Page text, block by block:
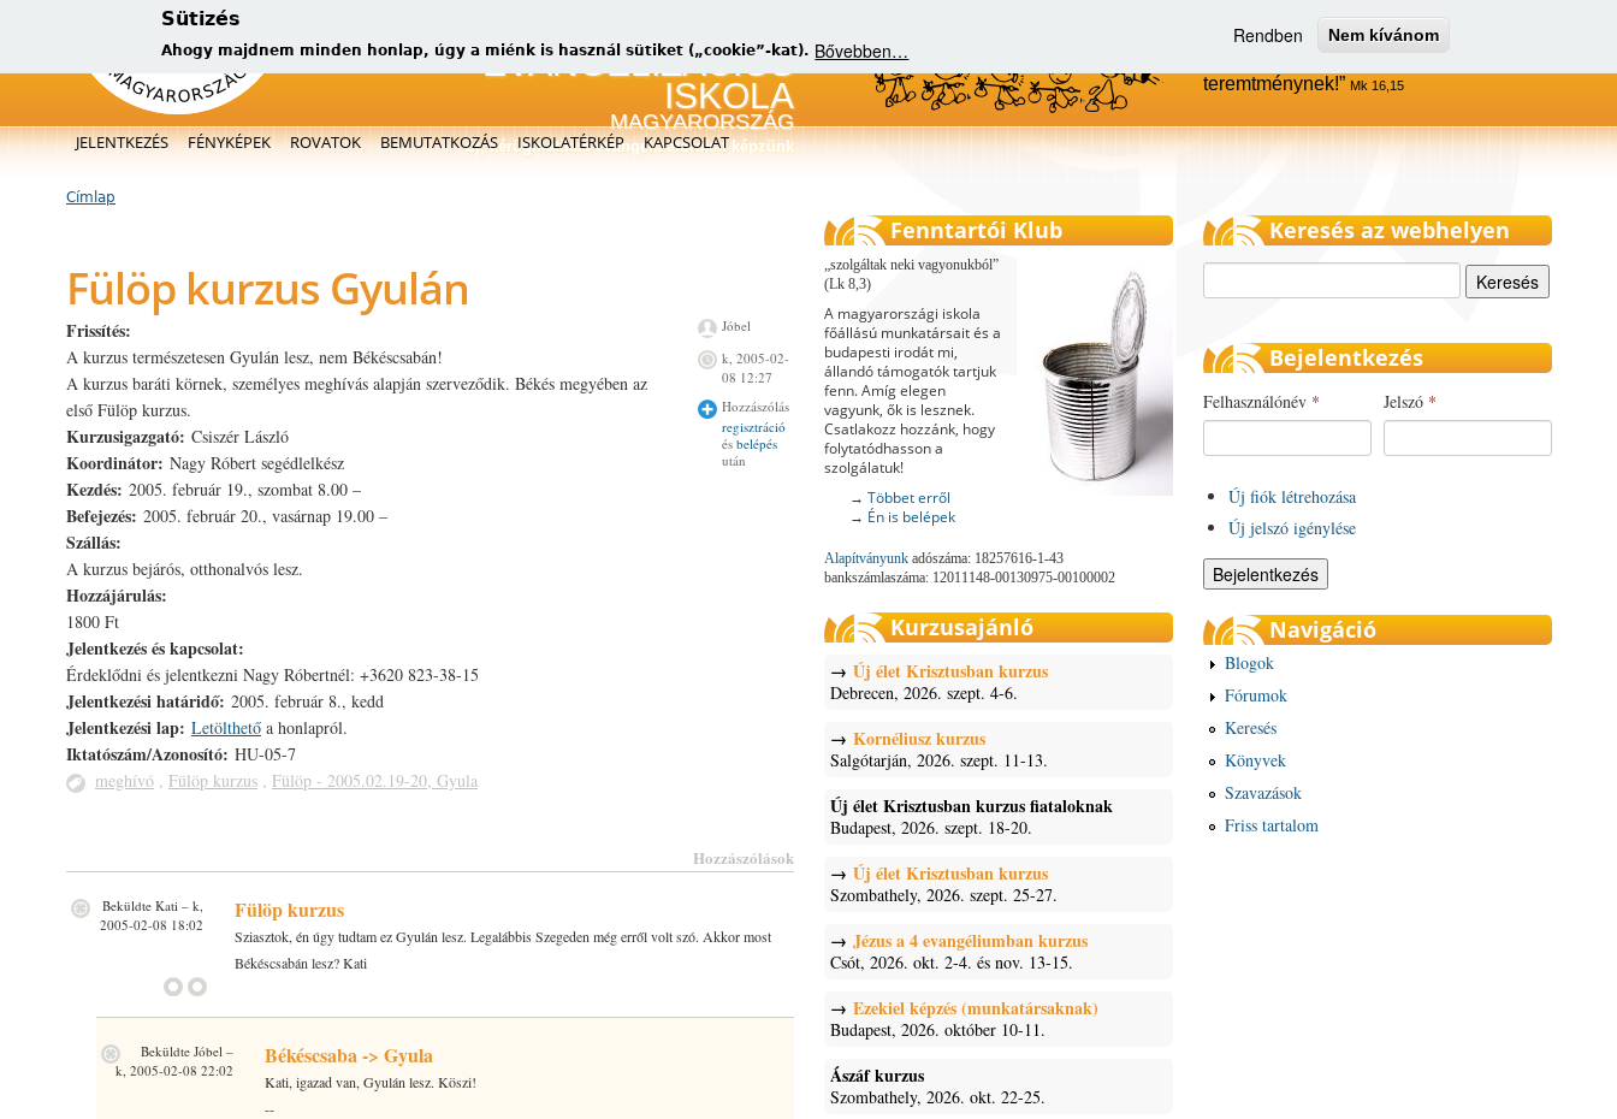
Sütizés
Ahogy majdnem minden honlap, úgy a miénk is használ sütiket („cookie”-kat). Bővebben…
Rendben Nem kívánom
új, kérügmatikus evangelizátorokat képzünk
Menjetek el az egész világra, és
teremtménynek!
Mk 16,15
Főmenü
JELENTKEZÉS FÉNYKÉPEK ROVATOK BEMUTATKOZÁS ISKOLATÉRKÉP KAPCSOLAT
Jelenlegi hely
Címlap
Fülöp kurzus Gyulán
Frissítés:
A kurzus természetesen Gyulán lesz, nem Békéscsabán!
A kurzus baráti körnek, személyes meghívás alapján szerveződik. Békés megyében az
első Fülöp kurzus.
Kurzusigazgató: Csiszér László
Koordinátor: Nagy Róbert segédlelkész
Kezdés: 2005. február 19., szombat 8.00 –
Befejezés: 2005. február 20., vasárnap 19.00 –
Szállás:
A kurzus bejárós, otthonalvós lesz.
Hozzájárulás:
1800 Ft
Jelentkezés és kapcsolat:
Érdeklődni és jelentkezni Nagy Róbertnél: +3620 823-38-15
Jelentkezési határidő: 2005. február 8., kedd
Jelentkezési lap: Letölthető a honlapról.
Iktatószám/Azonosító: HU-05-7
meghívó , Fülöp kurzus , Fülöp - 2005.02.19-20, Gyula
Jóbel
k, 2005-02-
08 12:27
Hozzászólás
regisztráció
és belépés
után
Hozzászólások
Fülöp kurzus
Sziasztok, én úgy tudtam ez Gyulán lesz. Legalábbis Szegeden még erről volt szó. Akkor most
Békéscsabán lesz? Kati
Beküldte Kati – k,
2005-02-08 18:02
Békéscsaba -> Gyula
Kati, igazad van, Gyulán lesz. Köszi!
--
Beküldte Jóbel –
k, 2005-02-08 22:02
Fenntartói Klub
szolgáltak neki vagyonukból
(Lk 8,3)
A magyarországi iskola
főállású munkatársait és a
budapesti irodát mi,
állandó támogatók tartjuk
fenn. Amíg elegen
vagyunk, ők is lesznek.
Csatlakozz hozzánk, hogy
folytatódhasson a
szolgálatuk!
→ Többet erről
→ Én is belépek
Alapítványunk adószáma: 18257616-1-43
bankszámlaszáma: 12011148-00130975-00100002
Kurzusajánló
Új élet Krisztusban kurzus
Debrecen, 2026. szept. 4-6.
Kornéliusz kurzus
Salgótarján, 2026. szept. 11-13.
Új élet Krisztusban kurzus fiataloknak
Budapest, 2026. szept. 18-20.
Új élet Krisztusban kurzus
Szombathely, 2026. szept. 25-27.
Jézus a 4 evangéliumban kurzus
Csót, 2026. okt. 2-4. és nov. 13-15.
Ezekiel képzés (munkatársaknak)
Budapest, 2026. október 10-11.
Ászáf kurzus
Szombathely, 2026. okt. 22-25.
Keresés az webhelyen
Bejelentkezés
Felhasználónév * Jelszó *
Új fiók létrehozása
Új jelszó igénylése
Navigáció
Blogok
Fórumok
Keresés
Könyvek
Szavazások
Friss tartalom